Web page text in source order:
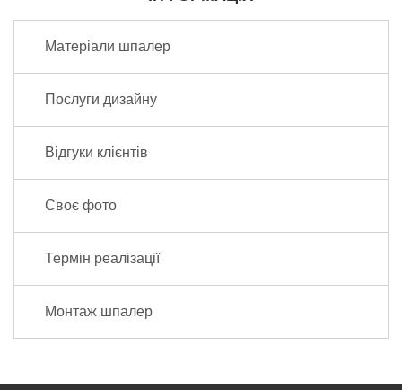
Матеріали шпалер
Послуги дизайну
Відгуки клієнтів
Своє фото
Термін реалізації
Монтаж шпалер